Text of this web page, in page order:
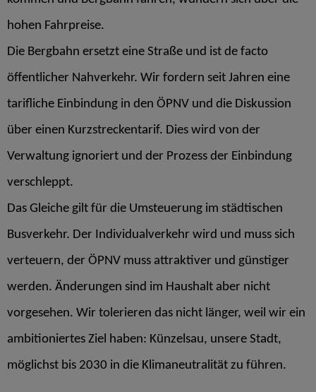
hohen Fahrpreise.
Die Bergbahn ersetzt eine Straße und ist de facto
öffentlicher Nahverkehr. Wir fordern seit Jahren eine
tarifliche Einbindung in den ÖPNV und die Diskussion
über einen Kurzstreckentarif. Dies wird von der
Verwaltung ignoriert und der Prozess der Einbindung
verschleppt.
Das Gleiche gilt für die Umsteuerung im städtischen
Busverkehr. Der Individualverkehr wird und muss sich
verteuern, der ÖPNV muss attraktiver und günstiger
werden. Änderungen sind im Haushalt aber nicht
vorgesehen. Wir tolerieren das nicht länger, weil wir ein
ambitioniertes Ziel haben: Künzelsau, unsere Stadt,
möglichst bis 2030 in die Klimaneutralität zu führen.